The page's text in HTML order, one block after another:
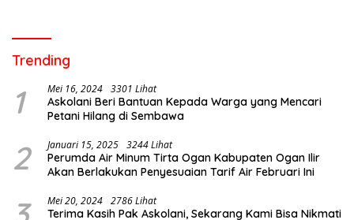
Trending
1 Mei 16, 2024 3301 Lihat
Askolani Beri Bantuan Kepada Warga yang Mencari
Petani Hilang di Sembawa
2 Januari 15, 2025 3244 Lihat
Perumda Air Minum Tirta Ogan Kabupaten Ogan Ilir
Akan Berlakukan Penyesuaian Tarif Air Februari Ini
Mei 20, 2024 2786 Lihat
Terima Kasih Pak Askolani, Sekarang Kami Bisa Nikmati